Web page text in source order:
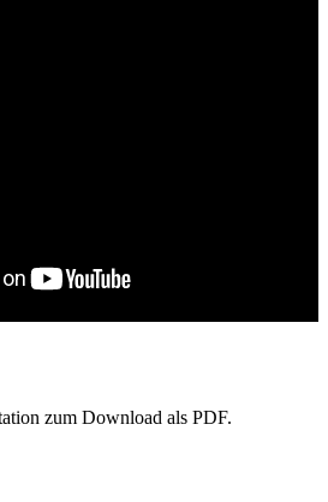
zum Download als PDF.